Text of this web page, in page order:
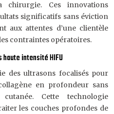
chirurgie. Ces innovations
significatifs sans éviction
aux attentes d’une clientèle
contraintes opératoires.
intensité HIFU
des ultrasons focalisés pour
en profondeur sans
Cette technologie
les couches profondes de